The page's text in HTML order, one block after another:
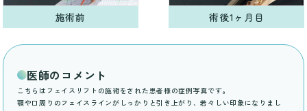
施術前 術後1ヶ月目
医師のコメント
こちらはフェイスリフトの施術をされた患者様の症例写真です。
顎や口周りのフェイスラインがしっかりと引き上がり、若々しい印象になりまし